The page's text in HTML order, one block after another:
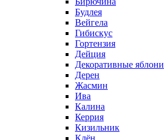
Будлея
Вейгела
Гибискус
Гортензия
Дейция
Декоративные яблони
Дерен
Жасмин
Ива
Калина
Керрия
Кизильник
Клён